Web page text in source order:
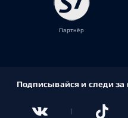
Партнёр
Подписывайся и следи за